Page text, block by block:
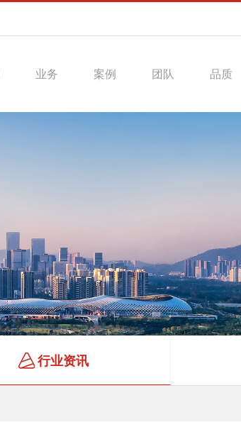
业务 案例 团队 品质
行业资讯